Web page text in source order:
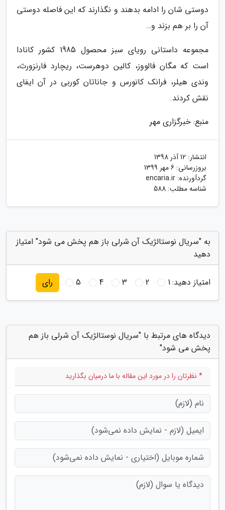
دوستی شان را ادامه بدهند و نگذارند که این فاصله دوستی
آن را بر هم بزند و…
مجموعه داستانی رویای سبز محصول 1985 کشور کانادا
است که مگان فالووز، کالین دوهرست، ریچارد فارنزورث،
وندی هیلر، فرانک کانورس و جاناتان کوربی در آن ایفای
نقش کردند.
منبع: خبرگزاری مهر
انتشار: 12 آذر 1398
بروزرسانی: 6 مهر 1399
گردآورنده: encaria.ir
شناسه مطلب: 588
به "سریال نوستالژیک آن شرلی باز هم پخش می شود" امتیاز
دهید
امتیاز دهید:1
2
3
4
5 رای
دیدگاه های مرتبط با "سریال نوستالژیک آن شرلی باز هم
پخش می شود"
* نظرتان را در مورد این مقاله با ما درمیان بگذارید